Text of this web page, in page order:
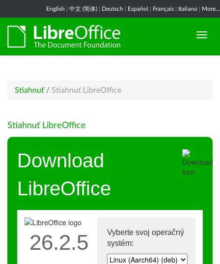
English 中文 (简体) Deutsch Español Français Italiano More...
Stiahnuť / Stiahnuť LibreOffice
Stiahnuť LibreOffice
Download
LibreOffice
Vyberte svoj operačný
systém:
26.2.5